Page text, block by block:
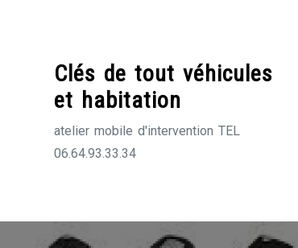
Clés de tout véhicules
et habitation
atelier mobile d'intervention TEL
06.64.93.33.34